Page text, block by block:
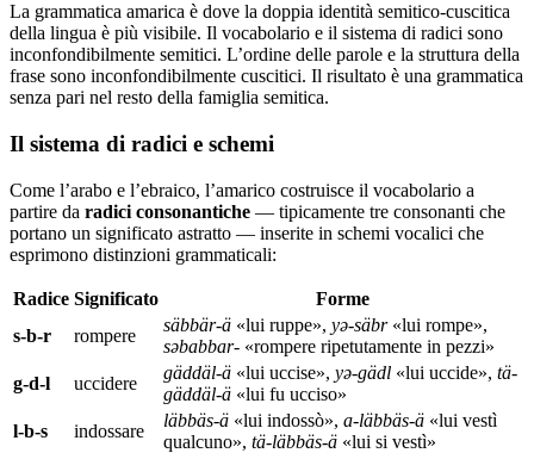
La grammatica amarica è dove la doppia identità semitico-cuscitica
della lingua è più visibile. Il vocabolario e il sistema di radici sono
inconfondibilmente semitici. L’ordine delle parole e la struttura della
frase sono inconfondibilmente cuscitici. Il risultato è una grammatica
senza pari nel resto della famiglia semitica.
Il sistema di radici e schemi
Come l’arabo e l’ebraico, l’amarico costruisce il vocabolario a
partire da radici consonantiche — tipicamente tre consonanti che
portano un significato astratto — inserite in schemi vocalici che
esprimono distinzioni grammaticali:
Radice Significato
Forme
s-b-r
rompere
säbbär-ä «lui ruppe», yə-säbr«lui rompe»,
səbabbar- «rompere ripetutamente in pezzi»
g-d-l
uccidere
gäddäl-ä «lui uccise», yə-gädl «lui uccide», tä-
gäddäl-ä «lui fu ucciso»
l-b-s
indossare
läbbäs-ä «lui indossò», a-läbbäs-ä «lui vestì
qualcuno», tä-läbbäs-ä «lui si vestì»